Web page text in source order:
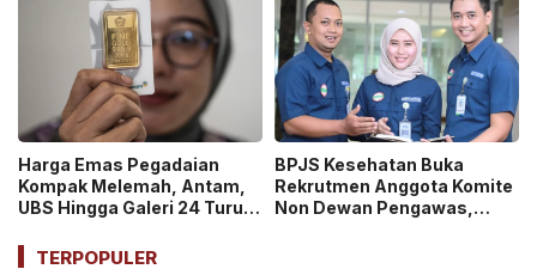
Harga Emas Pegadaian
Kompak Melemah, Antam,
UBS Hingga Galeri 24 Turun
BPJS Kesehatan Buka
Rekrutmen Anggota Komite
Non Dewan Pengawas,
TERPOPULER